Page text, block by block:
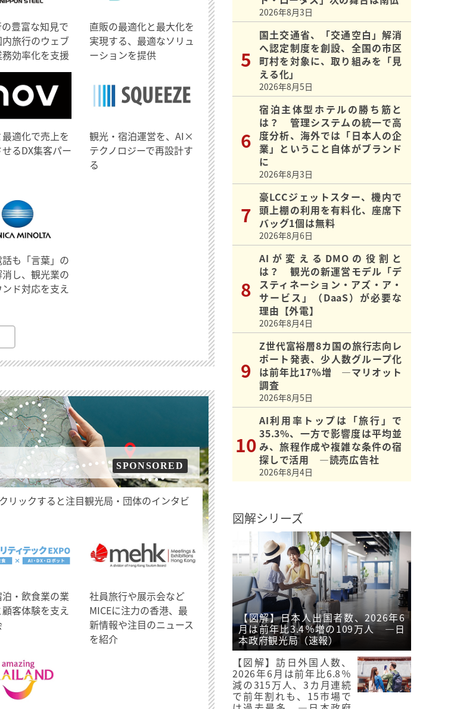
豊富な知見で
旅行のウェブ
効率化を支援
直販の最適化と最大化を
実現する、最適なソリュ
ーションを提供
適化で売上を
るDX集客パー
観光・宿泊運営を、AI×
テクノロジーで再設計す
る
も「言葉」の
し、観光業の
ド対応を支え
SPONSORED
リックすると注目観光局・団体のインタビ
・飲食業の業
客体験を支え
社員旅行や展示会など
MICEに注力の香港、最
新情報や注目のニュース
を紹介
2026年8月3日
国土交通省、「交通空白」解消
へ認定制度を創設、全国の市区
町村を対象に、取り組みを「見
える化」
2026年8月5日
宿泊主体型ホテルの勝ち筋と
は？ 管理システムの統一で高
度分析、海外では「日本人の企
業」ということ自体がブランド
に
2026年8月3日
豪LCCジェットスター、機内で
頭上棚の利用を有料化、座席下
バッグ1個は無料
2026年8月6日
AIが変えるDMOの役割と
は？ 観光の新運営モデル「デ
スティネーション・アズ・ア・
サービス」（DaaS）が必要な
理由【外電】
2026年8月4日
Z世代富裕層8カ国の旅行志向レ
ポート発表、少人数グループ化
は前年比17％増 ―マリオット
調査
2026年8月5日
AI利用率トップは「旅行」で
35.3%、一方で影響度は平均並
み、旅程作成や複雑な条件の宿
探しで活用 ―読売広告社
2026年8月4日
図解シリーズ
【図解】日本人出国者数、2026年6
月は前年比3.4％増の109万人 ―日
本政府観光局（速報）
【図解】訪日外国人数、
2026年6月は前年比6.8％
減の315万人、3カ月連続
で前年割れも、15市場で